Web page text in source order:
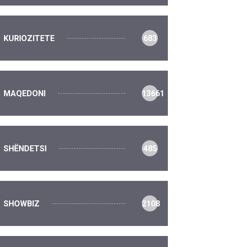
KURIOZITETE 683
MAQEDONI 13661
SHËNDETSI 485
SHOWBIZ 2108